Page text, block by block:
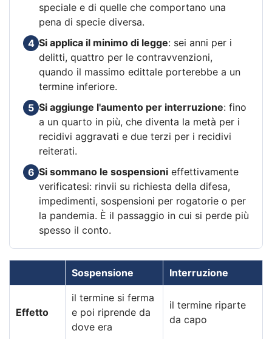
speciale e di quelle che comportano una
pena di specie diversa.
4 Si applica il minimo di legge: sei anni per i
delitti, quattro per le contravvenzioni,
quando il massimo edittale porterebbe a un
termine inferiore.
5 Si aggiunge l'aumento per interruzione: fino
a un quarto in più, che diventa la metà per i
recidivi aggravati e due terzi per i recidivi
reiterati.
6 Si sommano le sospensioni effettivamente
verificatesi: rinvii su richiesta della difesa,
impedimenti, sospensioni per rogatorie o per
la pandemia. È il passaggio in cui si perde più
spesso il conto.
Sospensione Interruzione
Effetto
il termine si ferma
e poi riprende da
dove era
il termine riparte
da capo